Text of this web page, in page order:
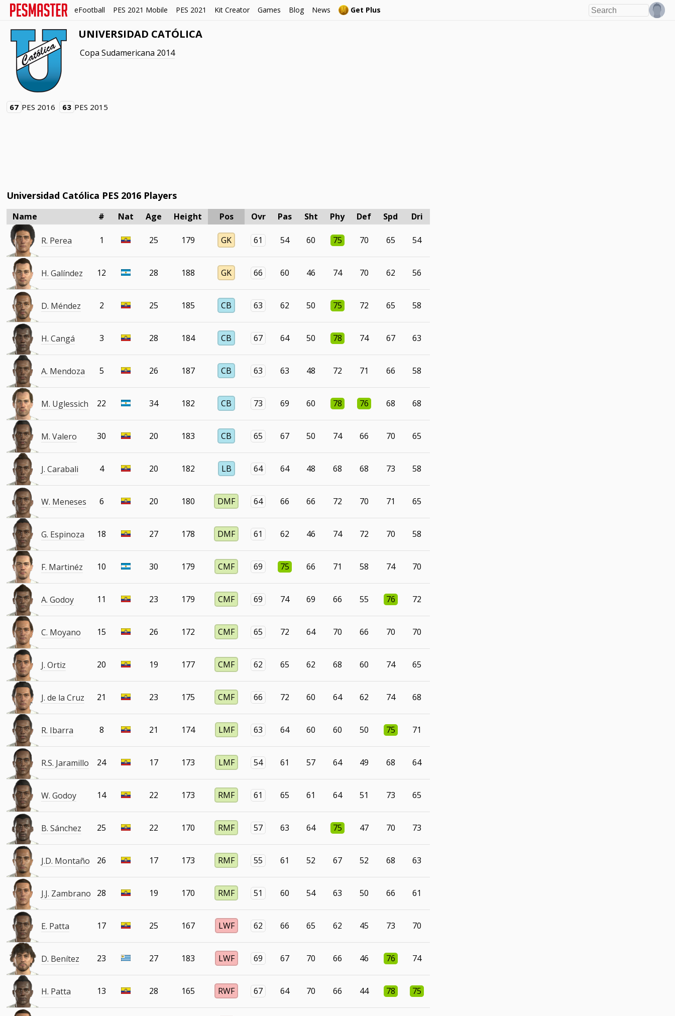
eFootball PES 2021 Mobile PES 2021 Kit Creator Games Blog News Get Plus
UNIVERSIDAD CATÓLICA
Copa Sudamericana 2014
67 PES 2016 63 PES 2015
Universidad Católica PES 2016 Players
Name # Nat Age Height Pos Ovr Pas Sht Phy Def Spd Dri
R. Perea 1 25 179 GK 61 54 60 75 70 65 54
H. Galíndez 12 28 188 GK 66 60 46 74 70 62 56
D. Méndez 2 25 185 CB 63 62 50 75 72 65 58
H. Cangá 3 28 184 CB 67 64 50 78 74 67 63
A. Mendoza 5 26 187 CB 63 63 48 72 71 66 58
M. Uglessich 22 34 182 CB 73 69 60 78 76 68 68
M. Valero 30 20 183 CB 65 67 50 74 66 70 65
J. Carabali 4 20 182 LB 64 64 48 68 68 73 58
W. Meneses 6 20 180 DMF 64 66 66 72 70 71 65
G. Espinoza 18 27 178 DMF 61 62 46 74 72 70 58
F. Martinéz 10 30 179 CMF 69 75 66 71 58 74 70
A. Godoy 11 23 179 CMF 69 74 69 66 55 76 72
C. Moyano 15 26 172 CMF 65 72 64 70 66 70 70
J. Ortiz 20 19 177 CMF 62 65 62 68 60 74 65
J. de la Cruz 21 23 175 CMF 66 72 60 64 62 74 68
R. Ibarra 8 21 174 LMF 63 64 60 60 50 75 71
R.S. Jaramillo 24 17 173 LMF 54 61 57 64 49 68 64
W. Godoy 14 22 173 RMF 61 65 61 64 51 73 65
B. Sánchez 25 22 170 RMF 57 63 64 75 47 70 73
J.D. Montaño 26 17 173 RMF 55 61 52 67 52 68 63
J.J. Zambrano 28 19 170 RMF 51 60 54 63 50 66 61
E. Patta 17 25 167 LWF 62 66 65 62 45 73 70
D. Benítez 23 27 183 LWF 69 67 70 66 46 76 74
H. Patta 13 28 165 RWF 67 64 70 66 44 78 75